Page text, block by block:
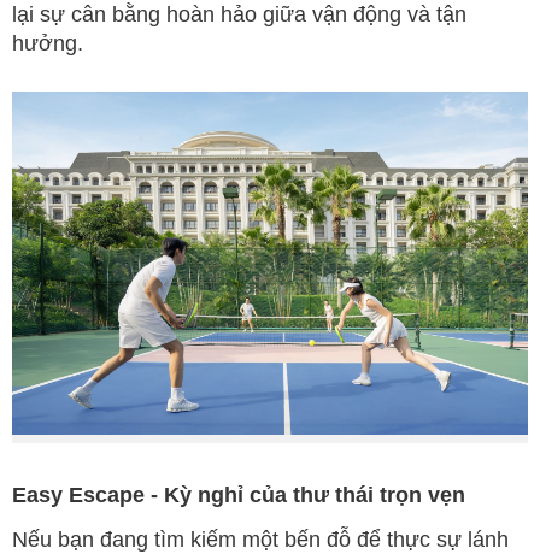
lại sự cân bằng hoàn hảo giữa vận động và tận
hưởng.
Easy Escape - Kỳ nghỉ của thư thái trọn vẹn
Nếu bạn đang tìm kiếm một bến đỗ để thực sự lánh